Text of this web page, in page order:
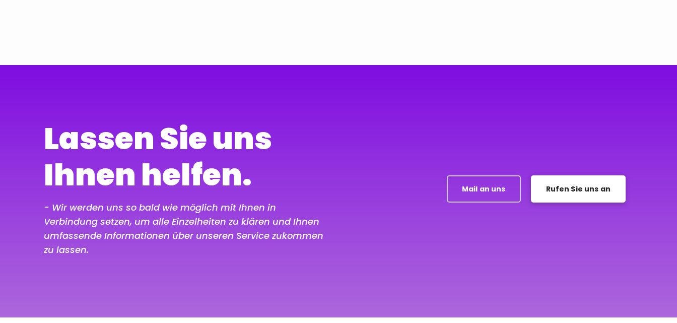
Lassen Sie uns
Ihnen helfen.
- Wir werden uns so bald wie möglich mit Ihnen in
Verbindung setzen, um alle Einzelheiten zu klären und Ihnen
umfassende Informationen über unseren Service zukommen
zu lassen.
Mail an uns Rufen Sie uns an